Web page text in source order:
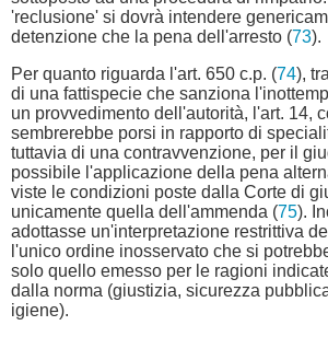
'reclusione' si dovrà intendere
detenzione che la pena dell'arresto (73).
Per quanto riguarda l'art. 650 c.p. (74),
di una fattispecie che sanziona
un provvedimento dell'autorità, l'art. 14,
sembrerebbe porsi in rapporto di
tuttavia di una contravvenzione, per il
possibile l'applicazione della pena
viste le condizioni poste dalla Corte di
unicamente quella dell'ammenda (75).
adottasse un'interpretazione restrittiva
l'unico ordine inosservato che si
solo quello emesso per le ragioni
dalla norma (giustizia, sicurezza
igiene).